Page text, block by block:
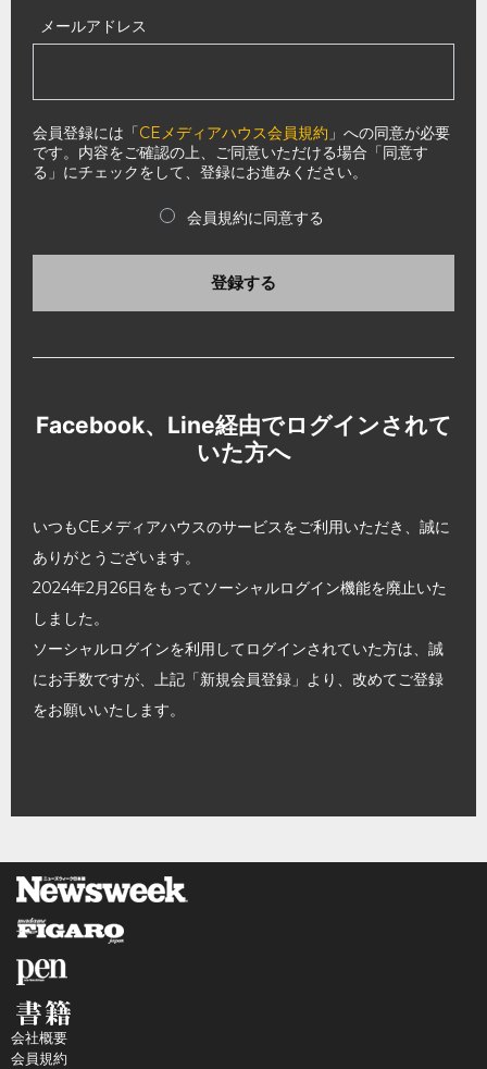
メールアドレス
会員登録には「CEメディアハウス会員規約 」への同意が必要
です。内容をご確認の上、ご同意いただける場合「同意す
る」にチェックをして、登録にお進みください。
会員規約に同意する
登録する
Facebook、Line経由でログインされて
いた方へ
いつもCEメディアハウスのサービスをご利用いただき、誠に
ありがとうございます。
2024年2月26日をもってソーシャルログイン機能を廃止いた
しました。
ソーシャルログインを利用してログインされていた方は、誠
にお手数ですが、上記「新規会員登録」より、改めてご登録
をお願いいたします。
会社概要
会員規約